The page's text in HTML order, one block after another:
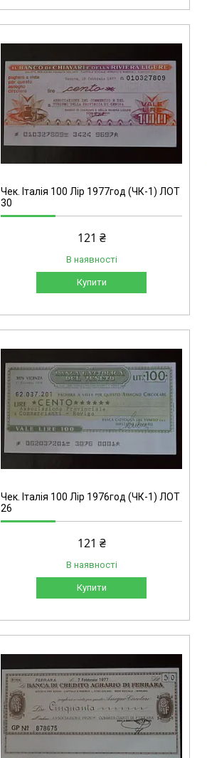
Чек. Італія 100 Лір 1977год (ЧК-1) ЛОТ
30
121 ₴
В наявності
Купити
Чек. Італія 100 Лір 1976год (ЧК-1) ЛОТ
26
121 ₴
В наявності
Купити